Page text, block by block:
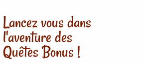
Lancez vous dans
l'aventure des
Quêtes Bonus !